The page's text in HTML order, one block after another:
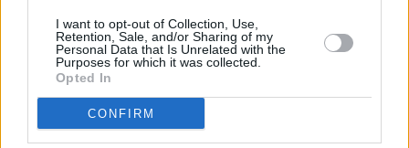
I want to opt-out of Collection, Use,
Retention, Sale, and/or Sharing of my
Personal Data that Is Unrelated with the
Purposes for which it was collected.
Opted In
CONFIRM
Η Δέσποινα Βανδή δεν θέλησε να απαντήσει
και είπε: «Θα χαμογελάσω και θα φύγω».